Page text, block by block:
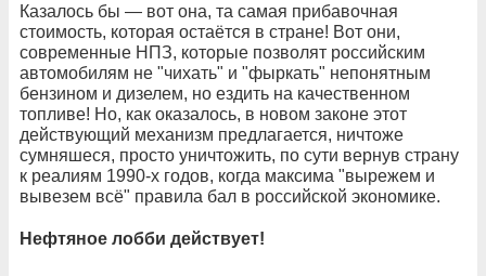
Казалось бы — вот она, та самая прибавочная
стоимость, которая остаётся в стране! Вот они,
современные НПЗ, которые позволят российским
автомобилям не "чихать" и "фыркать" непонятным
бензином и дизелем, но ездить на качественном
топливе! Но, как оказалось, в новом законе этот
действующий механизм предлагается, ничтоже
сумняшеся, просто уничтожить, по сути вернув страну
к реалиям 1990-х годов, когда максима "вырежем и
вывезем всё" правила бал в российской экономике.
Нефтяное лобби действует!